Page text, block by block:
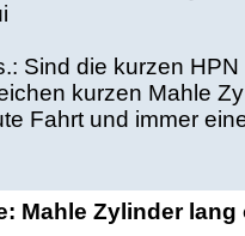
Sind die kurzen
kurzen Mahle
Fahrt und immer
Mahle Zylinder